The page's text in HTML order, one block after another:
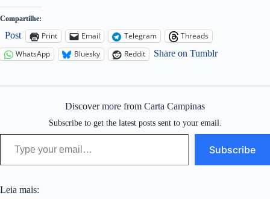
Compartilhe:
Post Print Email Telegram
Threads
WhatsApp
Bluesky Reddit Share on Tumblr
Discover more from Carta Campinas
Subscribe to get the latest posts sent to your email.
Type your email…
Subscribe
Leia mais: